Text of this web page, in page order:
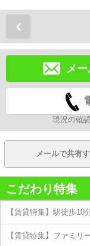
メ
現況の確
メールで共有
こだわり特集
【賃貸特集】駅徒歩10
【賃貸特集】ファミリ